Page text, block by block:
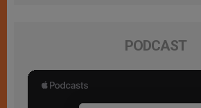
PODCAST